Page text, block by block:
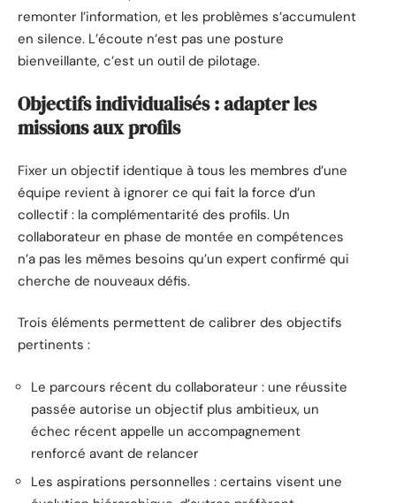
remonter l’information, et les problèmes s’accumulent
en silence. L’écoute n’est pas une posture
bienveillante, c’est un outil de pilotage.
Objectifs individualisés : adapter les
missions aux profils
Fixer un objectif identique à tous les membres d’une
équipe revient à ignorer ce qui fait la force d’un
collectif : la complémentarité des profils. Un
collaborateur en phase de montée en compétences
n’a pas les mêmes besoins qu’un expert confirmé qui
cherche de nouveaux défis.
Trois éléments permettent de calibrer des objectifs
pertinents :
Le parcours récent du collaborateur : une réussite
passée autorise un objectif plus ambitieux, un
échec récent appelle un accompagnement
renforcé avant de relancer
Les aspirations personnelles : certains visent une